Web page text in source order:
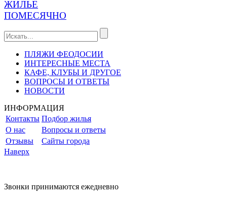
ЖИЛЬЕ
ПОМЕСЯЧНО
ПЛЯЖИ ФЕОДОСИИ
ИНТЕРЕСНЫЕ МЕСТА
КАФЕ, КЛУБЫ И ДРУГОЕ
ВОПРОСЫ И ОТВЕТЫ
НОВОСТИ
ИНФОРМАЦИЯ
Контакты Подбор жилья
О нас
Вопросы и ответы
Отзывы
Сайты города
Наверх
Звонки принимаются ежедневно